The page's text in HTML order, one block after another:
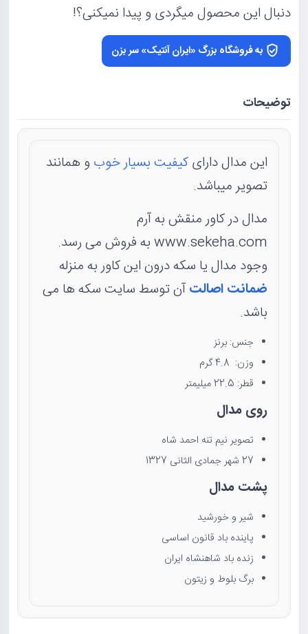
دنبال این محصول میگردی و پیدا نمیکنی؟!
به فروشگاه بزرگ «ایران آنتیک» سر بزن
توضیحات
این مدال دارایکیفیت بسیار خوب و همانند
تصویر میباشد.
مدال در کاور منقش به آرم
www.sekeha.com به فروش می رسد.
وجود مدال یا سکه درون این کاور به منزله
ضمانت اصالتآن توسط سایت سکه ها می
باشد.
جنس: برنز
وزن: 4.8 گرم
قطر: 22.5 میلیمتر
روی مدال
تصویر نیم تنه احمد شاه
27 شهر جمادی الثانی 1327
پشت مدال
شیر و خورشید
پاینده باد قانون اساسی
زنده باد شاهنشاه ایران
برگ بلوط و زیتون